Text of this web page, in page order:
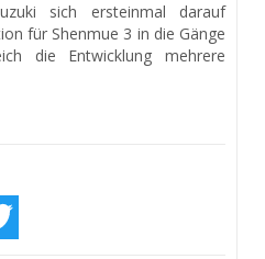
sich ersteinmal darauf
für Shenmue 3 in die Gänge
die Entwicklung mehrere